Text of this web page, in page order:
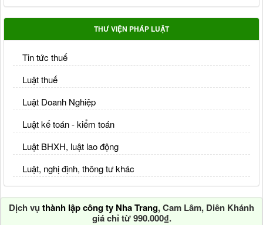
THƯ VIỆN PHÁP LUẬT
Tin tức thuế
Luật thuế
Luật Doanh Nghiệp
Luật kế toán - kiểm toán
Luật BHXH, luật lao động
Luật, nghị định, thông tư khác
Dịch vụ thành lập công ty Nha Trang, Cam Lâm, Diên Khánh
giá chỉ từ 990.000₫.